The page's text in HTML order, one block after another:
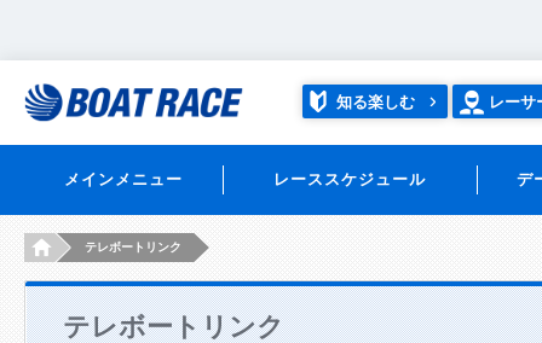
知る楽しむ レーサ
メインメニュー レーススケジュール デ
HOMEテレボートリンク
テレボートリンク